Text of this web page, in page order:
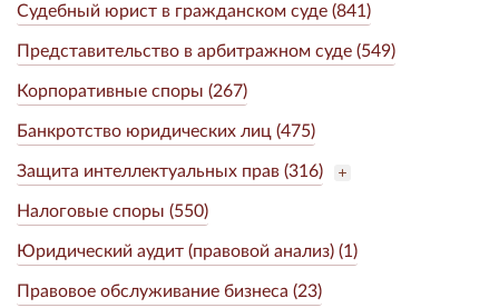
Судебный юрист в гражданском суде (841)
Представительство в арбитражном суде (549)
Корпоративные споры (267)
Банкротство юридических лиц (475)
Защита интеллектуальных прав (316)
Налоговые споры (550)
Юридический аудит (правовой анализ) (1)
Правовое обслуживание бизнеса (23)